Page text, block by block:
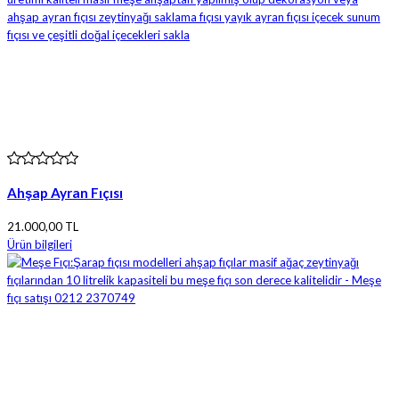
Ahşap Ayran Fıçısı
21.000,00 TL
Ürün bilgileri